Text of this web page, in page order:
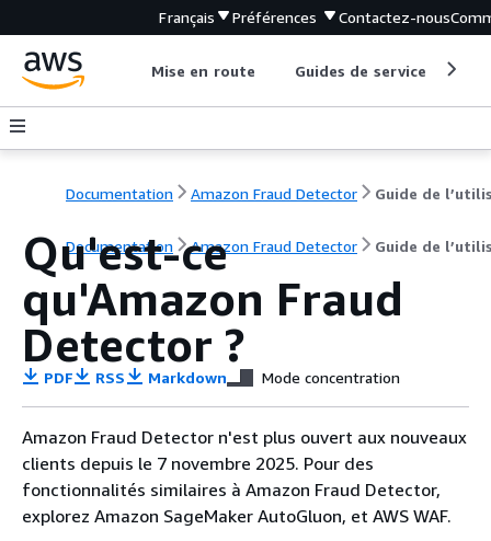
Français Préférences Contactez-nous
Mise en route Guides de service
Documentation Amazon Fraud Detector
Documentation Amazon Fraud Detector Guide de
Qu'est-ce
qu'Amazon Fraud
Detector ?
PDF RSS Markdown Mode concentration
Amazon Fraud Detector n'est plus ouvert aux nouveaux
clients depuis le 7 novembre 2025. Pour des
fonctionnalités similaires à Amazon Fraud Detector,
explorez Amazon SageMaker AutoGluon, et AWS WAF.